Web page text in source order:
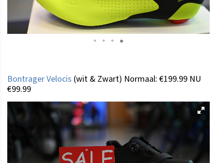
Bontrager Velocis (wit & Zwart) Normaal: €199.99 NU
€99.99